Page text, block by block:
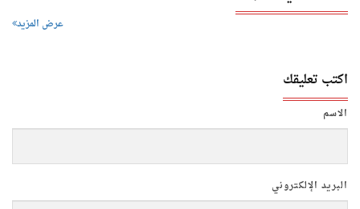
عرض المزيد
اكتب تعليقك
الاسم
البريد الإلكتروني